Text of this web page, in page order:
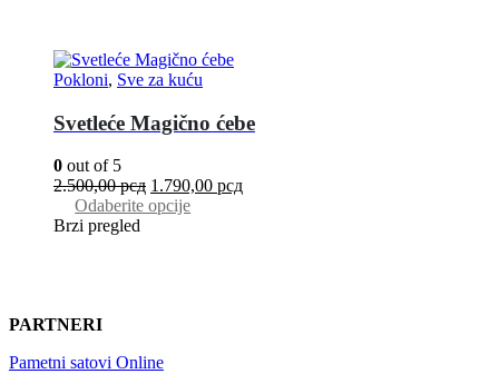
Pokloni, Sve za kuću
Svetleće Magično ćebe
0 out of 5
2.500,00рсд 1.790,00 рсд
Odaberite opcije
Brzi pregled
PARTNERI
Pametni satovi Online